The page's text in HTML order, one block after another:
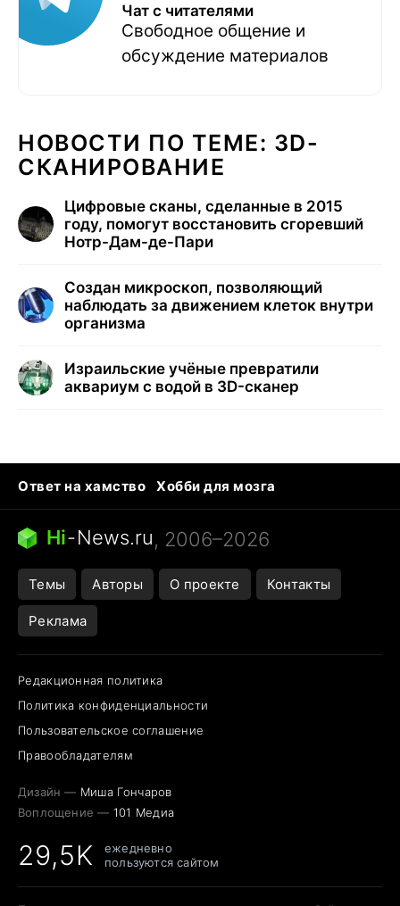
Чат с читателями
Свободное общение и
обсуждение материалов
НОВОСТИ ПО ТЕМЕ: 3D-
СКАНИРОВАНИЕ
Цифровые сканы, сделанные в 2015
году, помогут восстановить сгоревший
Нотр-Дам-де-Пари
Создан микроскоп, позволяющий
наблюдать за движением клеток внутри
организма
Израильские учёные превратили
аквариум с водой в 3D-сканер
Ответ на хамство
Хобби для мозга
Бензин 100 и 95
Тунцы в океанариуме
Следующая пандемия
Hi-News.ru, 2006–2026
Темы Авторы О проекте Контакты
Реклама
Редакционная политика
Политика конфиденциальности
Пользовательское соглашение
Правообладателям
Дизайн — Миша Гончаров
Воплощение — 101 Медиа
29,5K
ежедневно
пользуются сайтом